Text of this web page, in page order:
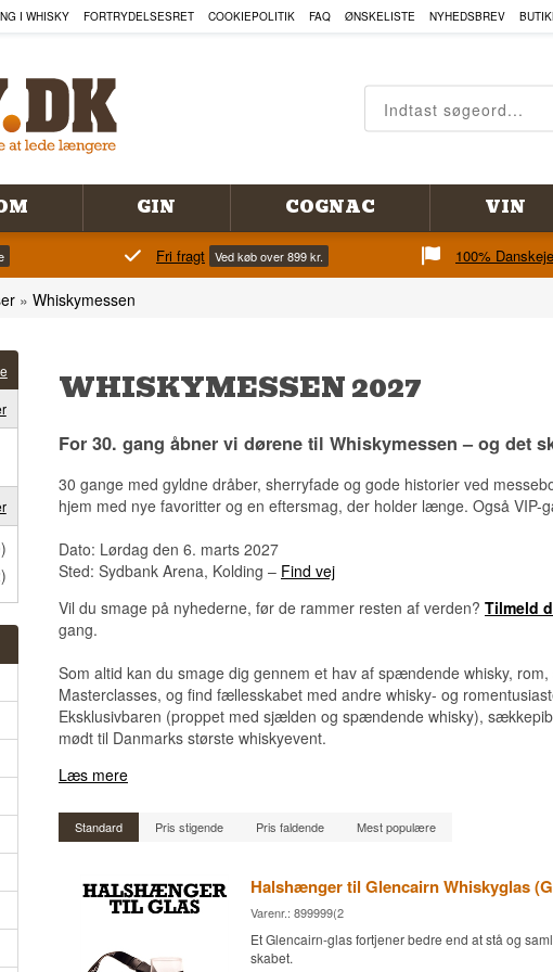
I WHISKY FORTRYDELSESRET COOKIEPOLITIK FAQ ØNSKELISTE NYHEDSBREV
GIN COGNAC VIN
Fri fragt Ved køb over 899 kr. 100%
» Whiskymessen
WHISKYMESSEN 2027
For 30. gang åbner vi dørene til Whiskymessen – og det
30 gange med gyldne dråber, sherryfade og gode historier ved
hjem med nye favoritter og en eftersmag, der holder længe. Også VIP-
Dato: Lørdag den 6. marts 2027
Sted: Sydbank Arena, Kolding – Find vej
Vil du smage på nyhederne, før de rammer resten af verden? Tilmeld
gang.
Som altid kan du smage dig gennem et hav af spændende whisky,
Masterclasses, og find fællesskabet med andre whisky- og
Eksklusivbaren (proppet med sjælden og spændende whisky),
mødt til Danmarks største whiskyevent.
Læs mere
Standard Pris stigende Pris faldende Mest populære
Halshænger til Glencairn Whiskyglas
Varenr.: 899999(2
Et Glencairn-glas fortjener bedre end at stå og
skabet.